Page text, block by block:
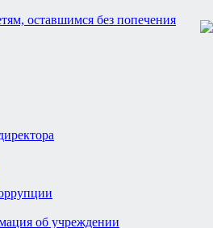
об учреждении